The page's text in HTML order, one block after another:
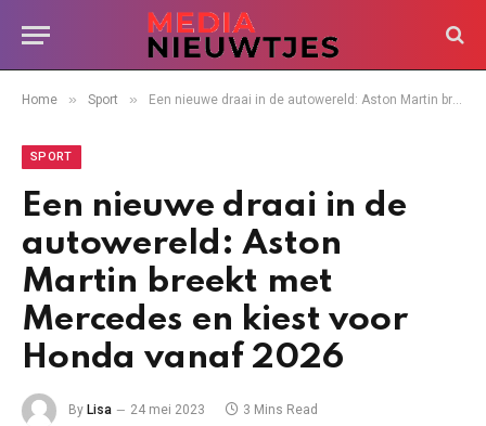
Home » Sport » Een nieuwe draai in de autowereld: Aston Martin breekt met Mercedes en kiest voor Honda vanaf 2026
SPORT
Een nieuwe draai in de
autowereld: Aston
Martin breekt met
Mercedes en kiest voor
Honda vanaf 2026
By Lisa 24 mei 2023 3 Mins Read